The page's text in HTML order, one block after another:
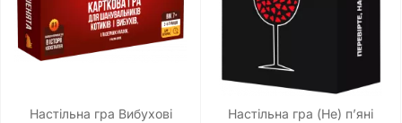
Настільна гра Вибухові
Настільна гра (Не) пʼяні